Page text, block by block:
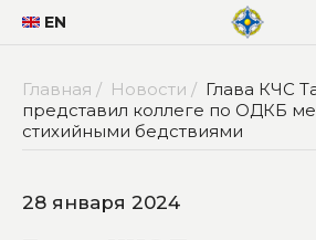
EN
Главная / Новости / Глава КЧС
представил коллеге по ОДКБ
стихийными бедствиями
28 января 2024